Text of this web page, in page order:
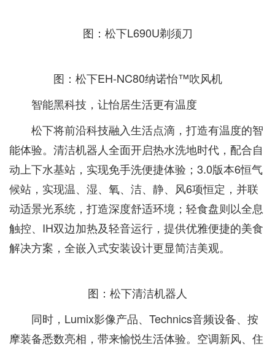
图：松下L690U剃须刀
图：松下EH-NC80纳诺怡™吹风机
智能黑科技，让怡居生活更有温度
松下将前沿科技融入生活点滴，打造有温度的智
能体验。清洁机器人全面开启热水洗地时代，配合自
动上下水基站，实现免手洗便捷体验；3.0版本6恒气
候站，实现温、湿、氧、洁、静、风6项恒定，并联
动适景光系统，打造深度舒适环境；轻食盘则以全息
触控、IH双边加热及轻音运行，提供优雅便捷的美食
解决方案，全嵌入式安装设计更显简洁美观。
图：松下清洁机器人
同时，Lumix影像产品、Technics音频设备、按
摩装备悉数亮相，带来愉悦生活体验。空调新风、住